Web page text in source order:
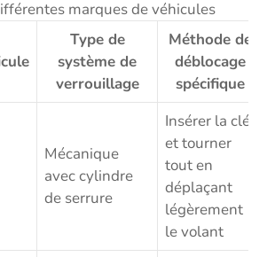
marques de véhicules
Type de
système de
verrouillage
Méthode de
déblocage
spécifique
Mécanique
avec cylindre
de serrure
Insérer la clé
et tourner
tout en
déplaçant
légèrement
le volant